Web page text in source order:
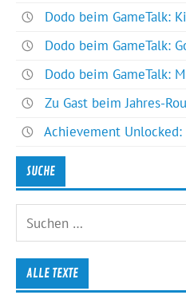
Dodo beim GameTalk:
Dodo beim GameTalk:
Dodo beim GameTalk:
Zu Gast beim Jahres-
Achievement Unlocked:
SUCHE
ALLE TEXTE